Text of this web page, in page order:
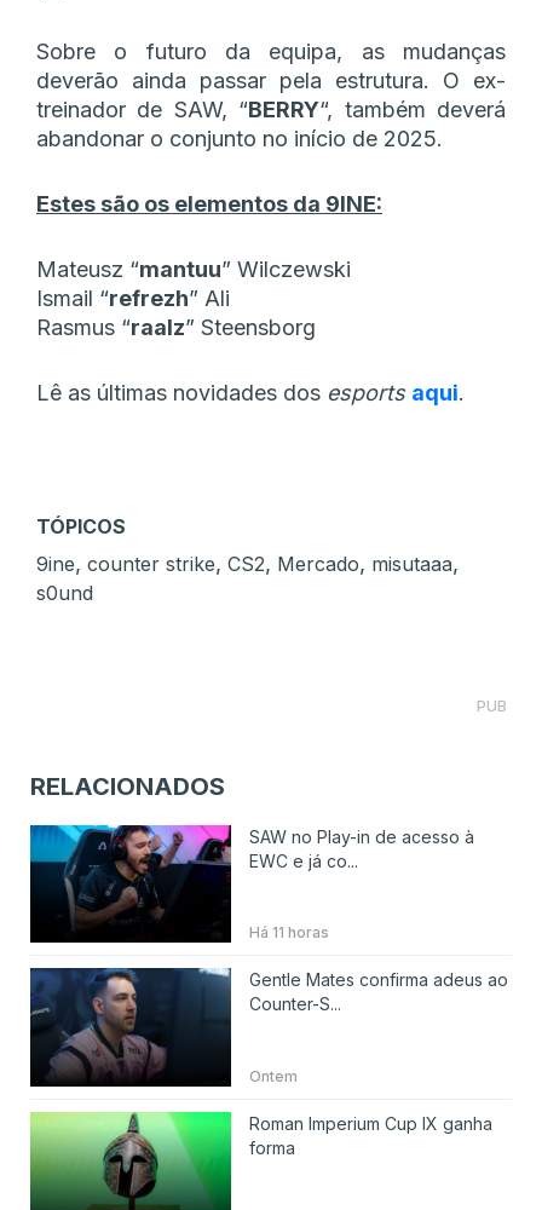
Sobre o futuro da equipa, as mudanças
deverão ainda passar pela estrutura. O ex-
treinador de SAW, “BERRY“, também deverá
abandonar o conjunto no início de 2025.
Estes são os elementos da 9INE:
Mateusz “⁠mantuu⁠” Wilczewski
Ismail “⁠refrezh⁠” Ali
Rasmus “⁠raalz⁠” Steensborg
Lê as últimas novidades dos esports aqui.
TÓPICOS
9ine, counter strike, CS2, Mercado, misutaaa,
s0und
PUB
RELACIONADOS
SAW no Play-in de acesso à
EWC e já co...
Há 11 horas
Gentle Mates confirma adeus ao
Counter-S...
Ontem
Roman Imperium Cup IX ganha
forma